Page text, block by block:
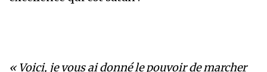
« Voici, je vous ai donné le pouvoir de marcher